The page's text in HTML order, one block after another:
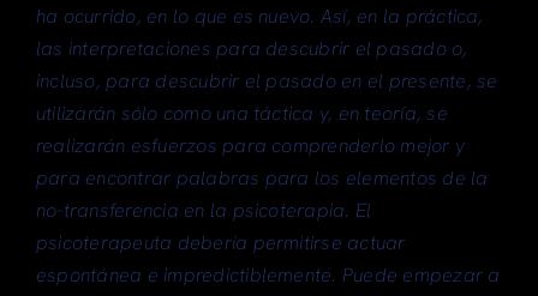
ha ocurrido, en lo que es nuevo. Así, en la práctica,
las interpretaciones para descubrir el pasado o,
incluso, para descubrir el pasado en el presente, se
utilizarán sólo como una táctica y, en teoría, se
realizarán esfuerzos para comprenderlo mejor y
para encontrar palabras para los elementos de la
no-transferencia en la psicoterapia. El
psicoterapeuta debería permitirse actuar
espontánea e impredictiblemente. Puede empezar a